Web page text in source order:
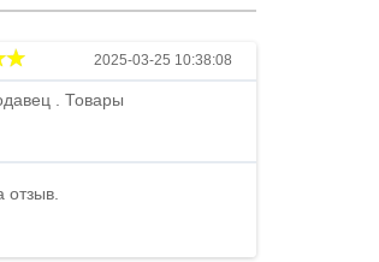
2025-03-25 10:38:08
. Товары